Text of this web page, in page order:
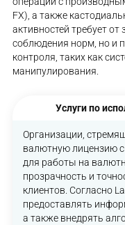
FX), а также
активностей требует
соблюдения норм, но и
контроля, таких как
манипулирования.
Услуги по
Организации,
валютную лицензию
для работы на
прозрачность и
клиентов. Согласно
предоставлять
а также внедрять